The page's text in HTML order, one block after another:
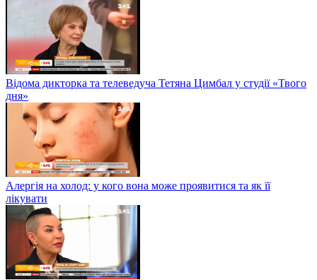
Відома дикторка та телеведуча Тетяна Цимбал у студії «Твого
дня»
Алергія на холод: у кого вона може проявитися та як її
лікувати